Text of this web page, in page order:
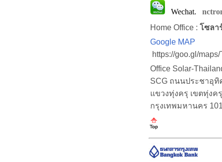
Wechat.
Home Office : โซลา
Google MAP
https://goo.gl/
Office Solar-
SCG ถนนประชาอุทิ
แขวงทุ่งครุ เขตทุ่งครุ
กรุงเทพมหานคร